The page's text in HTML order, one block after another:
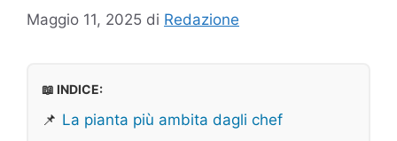
Maggio 11, 2025 di Redazione
📖 INDICE:
📌 La pianta più ambita dagli chef